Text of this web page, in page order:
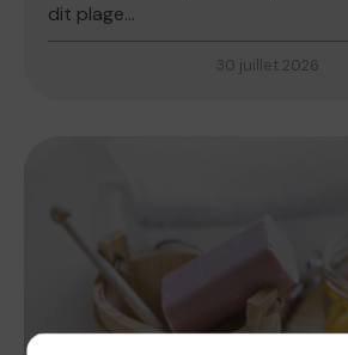
dit plage...
30 juillet 2026